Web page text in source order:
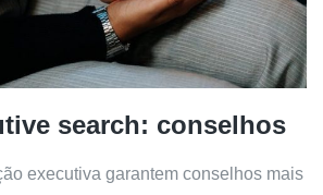
search: conselhos
executiva garantem conselhos mais